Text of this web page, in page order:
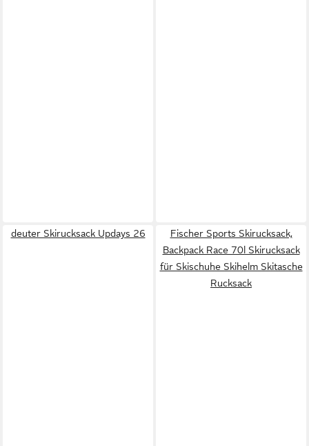
deuter Skirucksack Updays 26
Fischer Sports Skirucksack,
Backpack Race 70l Skirucksack
für Skischuhe Skihelm Skitasche
Rucksack